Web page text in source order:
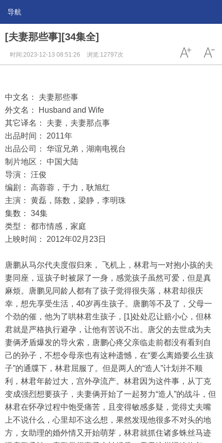
导航
[夫妻那些事][34集全]
时间:2023-12-13 08:51:26 浏览:12797次
中文名： 夫妻那些事
外文名： Husband and Wife
其它译名： 夫妻，夫妻那点事
出品时间： 2011年
出品公司： 华谊兄弟，湖南电视台
制片地区： 中国大陆
导演： 汪俊
编剧： 高蓉蓉，于力，耿旭红
主演： 黄磊，陈数，梁静，李明珠
集数： 34集
类型： 都市情感，家庭
上映时间： 2012年02月23日
唐鹏从马尔代夫度假归来， 飞机上，林君与一对抱小孩的夫
妻同座，逗孩子时被尿了一身，感觉孩子虽然可爱，但是真
麻烦。唐鹏见同龄人都有了孩子觉得很失落，林君却很庆
幸，想先享受生活，40岁再生孩子。唐鹏等不及了，父母一
个劲的催，他为了哄林君生孩子，[1]处处忍让赔小心，但林
君就是严格执行避孕，让他有苦说不出。唐父的去世成为夫
妻俩矛盾爆发的导火索，唐鹏心疼父亲临走前都没有看到自
己的孙子，不想令母亲也有这种遗憾，在“要么离婚要么生孩
子”的通牒下，林君屈服了。但是两人的“造人”计划并不顺
利，林君年龄过大，宫外孕流产。林君因为这件事，从丁克
变成强烈想要孩子，夫妻俩开始了一起努力“造人”的战斗，但
林君在怀孕过程中饱受痛苦，且变得敏感多疑，觉得丈夫嘴
上不说什么，心里却不这么想，果然发现他很多不对头的地
方，女助理的婚外情又开始萌芽，林君就抓住诸多蛛丝马迹